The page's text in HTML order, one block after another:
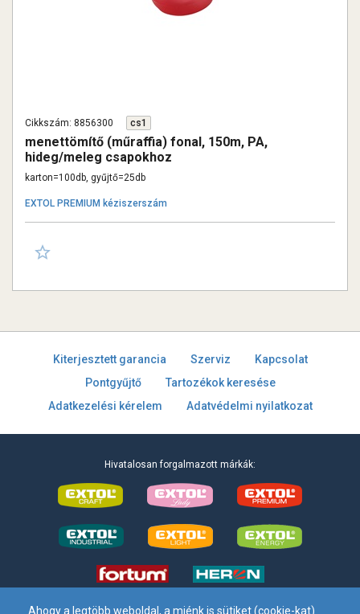
Cikkszám: 8856300 cs1
menettömítő (műraffia) fonal, 150m, PA,
hideg/meleg csapokhoz
karton=100db, gyűjtő=25db
EXTOL PREMIUM kéziszerszám
Kiterjesztett garancia Szerviz
Kapcsolat
Pontgyűjtő
Tartozékok keresése
Adatkezelési kérelem
Adatvédelmi nyilatkozat
Hivatalosan forgalmazott márkák:
Ahogy a legtöbb weboldal, a miénk is sütiket (cookie-kat)